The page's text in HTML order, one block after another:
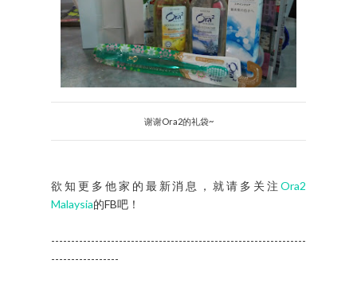
谢谢Ora2的礼袋~
欲知更多他家的最新消息，就请多关注 Ora2
Malaysia的FB吧！
----------------------------------------------------------------
-----------------